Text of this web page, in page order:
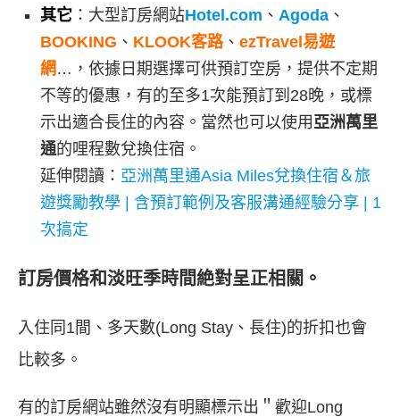
其它 ：大型訂房網站Hotel.com 、 Agoda 、
BOOKING 、 KLOOK客路、 ezTravel易遊
網 …，依據日期選擇可供預訂空房，提供不定期
不等的優惠，有的至多1次能預訂到28晚，或標
示出適合長住的內容。當然也可以使用 亞洲萬里
通的哩程數兌換住宿。
延伸閱讀： 亞洲萬里通Asia Miles兌換住宿＆旅
遊獎勵教學 | 含預訂範例及客服溝通經驗分享 | 1
次搞定
訂房價格和淡旺季時間絶對呈正相關。
入住同1間、多天數(Long Stay、長住)的折扣也會
比較多。
有的訂房網站雖然沒有明顯標示出＂歡迎Long